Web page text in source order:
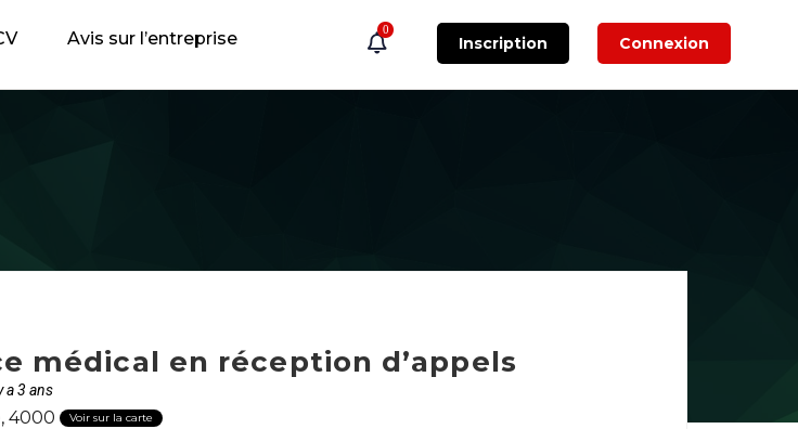
Avis sur l’entreprise 0
Inscription Connexion
médical en réception d’appels
a 3 ans
4000 Voir sur la carte